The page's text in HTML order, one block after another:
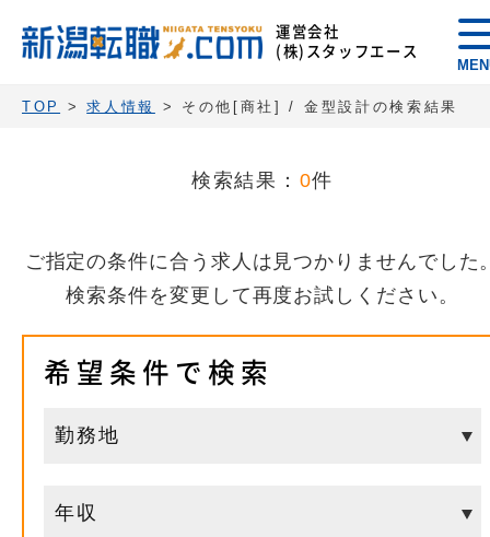
運営会社
(株)スタッフエース
TOP >求人情報 > その他[商社] / 金型設計の検索結果
検索結果： 0件
ご指定の条件に合う求人は見つかりませんでした
検索条件を変更して再度お試しください。
希望条件で検索